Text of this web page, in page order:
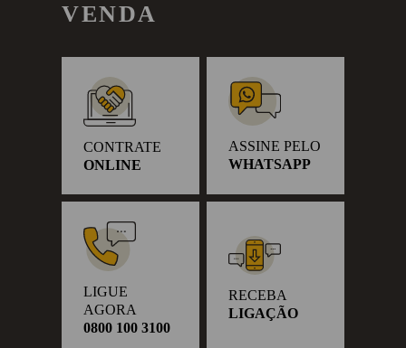
VENDA
CONTRATE
ONLINE
ASSINE PELO
WHATSAPP
LIGUE
AGORA
0800 100 3100
RECEBA
LIGAÇÃO